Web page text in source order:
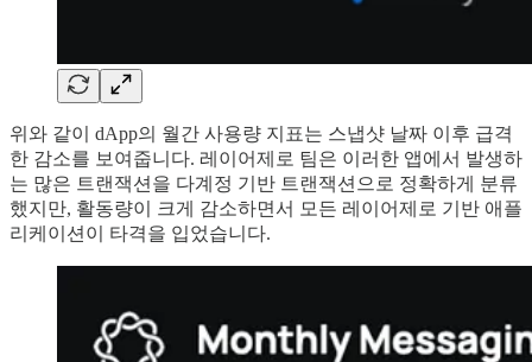
위와 같이 dApp의 월간 사용량 지표는 스냅샷 날짜 이후 급격
한 감소를 보여줍니다. 레이어제로 팀은 이러한 앱에서 발생하
는 많은 트랜잭션을 다계정 기반 트랜잭션으로 정확하게 분류
했지만, 활동량이 크게 감소하면서 모든 레이어제로 기반 애플
리케이션이 타격을 입었습니다.